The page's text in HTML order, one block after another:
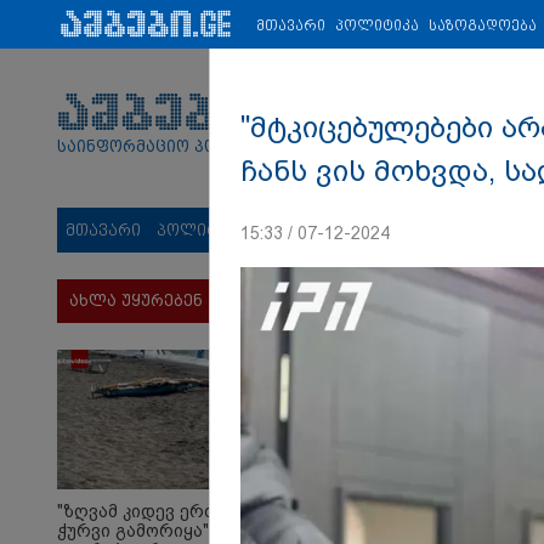
პარტნიორები: ახალი ამბები ეკონომიკა ვიდეო
საინფორმაციო პორტალი
მთავარი პოლიტიკა საზოგადოება
ახლა უყურებენ
"ზღვამ კიდევ ერთი
ჭურვი გამორიყა" - რა
მთავარი პოლიტიკა საზოგადოება
"მტკიცებულებები
ჩანს ვის მოხვდა,
15:33 / 07-12-2024